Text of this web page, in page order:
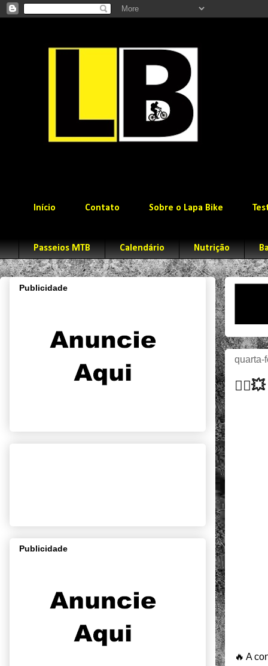
Início Contato Sobre o Lapa Bike
Passeios MTB Calendário Nutrição
quarta-
🔥 A
Publicidade
Publicidade